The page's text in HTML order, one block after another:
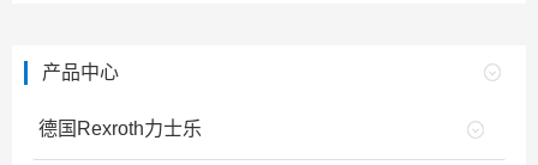
产品中心
德国Rexroth力士乐